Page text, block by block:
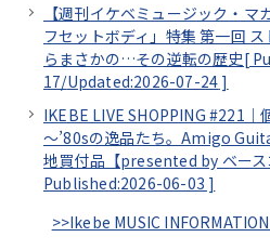
【週刊イケベミュージック・
フセットボディ」特集 第一回
らまさかの…その逆転の歴史[
17/Updated:2026-07-24 ]
IKEBE LIVE SHOPPING #221｜
～’80sの逸品たち。Amigo
地買付品【presented by ベー
Published:2026-06-03 ]
>>Ikebe MUSIC